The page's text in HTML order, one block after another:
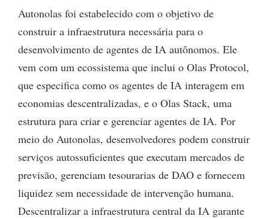
Autonolas foi estabelecido com o objetivo de
construir a infraestrutura necessária para o
desenvolvimento de agentes de IA autônomos. Ele
vem com um ecossistema que inclui o Olas Protocol,
que especifica como os agentes de IA interagem em
economias descentralizadas, e o Olas Stack, uma
estrutura para criar e gerenciar agentes de IA. Por
meio do Autonolas, desenvolvedores podem construir
serviços autossuficientes que executam mercados de
previsão, gerenciam tesourarias de DAO e fornecem
liquidez sem necessidade de intervenção humana.
Descentralizar a infraestrutura central da IA garante